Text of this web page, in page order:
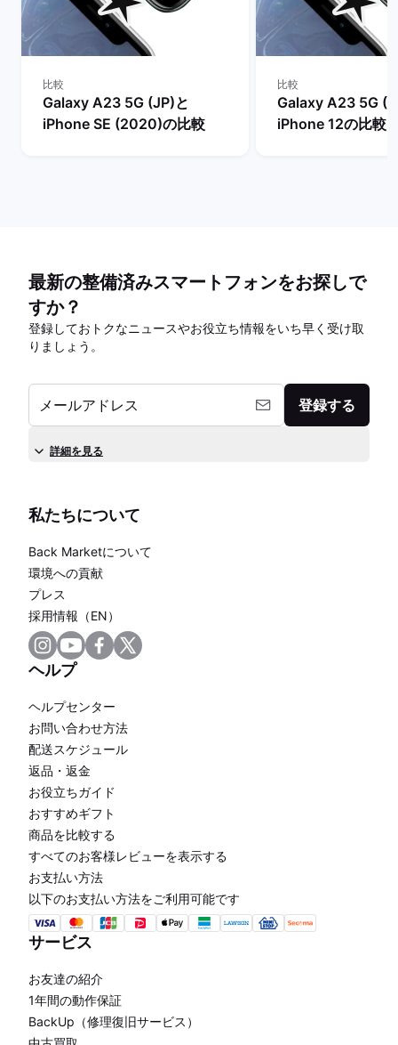
比較
Galaxy A23 5G (JP)と
iPhone SE (2020)の比較
比較
Galaxy A23 5G
iPhone 12の比較
最新の整備済みスマートフォンをお探しで
すか？
登録しておトクなニュースやお役立ち情報をいち早く受け取
りましょう。
メールアドレス 登録する
詳細を見る
私たちについて
Back Marketについて
環境への貢献
プレス
採用情報（EN）
ヘルプ
ヘルプセンター
お問い合わせ方法
配送スケジュール
返品・返金
お役立ちガイド
おすすめギフト
商品を比較する
すべてのお客様レビューを表示する
お支払い方法
以下のお支払い方法をご利用可能です
サービス
お友達の紹介
1年間の動作保証
BackUp（修理復旧サービス）